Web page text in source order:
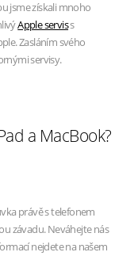
jsme získali mnoho
Apple serviss
Zasláním svého
servisy.
a MacBook?
právě s telefonem
závadu. Neváhejte nás
nejdete na našem